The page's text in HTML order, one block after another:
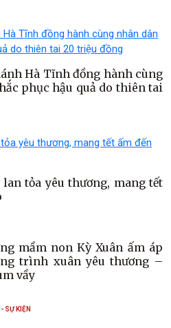
Hà Tĩnh đồng hành cùng
phục hậu quả do thiên tai
tỏa yêu thương, mang tết
mầm non Kỳ Xuân ấm áp
trình xuân yêu thương –
vầy
SỰ KIỆN